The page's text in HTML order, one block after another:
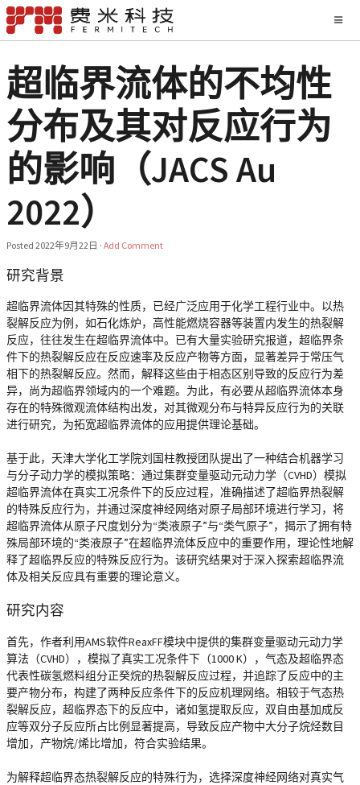
超临界流体的不均性
分布及其对反应行为
的影响（JACS Au
2022）
Posted 2022年9月22日 · Add Comment
研究背景
超临界流体因其特殊的性质，已经广泛应用于化学工程行业中。以热
裂解反应为例，如石化炼炉，高性能燃烧容器等装置内发生的热裂解
反应，往往发生在超临界流体中。已有大量实验研究报道，超临界条
件下的热裂解反应在反应速率及反应产物等方面，显著差异于常压气
相下的热裂解反应。然而，解释这些由于相态区别导致的反应行为差
异，尚为超临界领域内的一个难题。为此，有必要从超临界流体本身
存在的特殊微观流体结构出发，对其微观分布与特异反应行为的关联
进行研究，为拓宽超临界流体的应用提供理论基础。
基于此，天津大学化工学院刘国柱教授团队提出了一种结合机器学习
与分子动力学的模拟策略：通过集群变量驱动元动力学（CVHD）模拟
超临界流体在真实工况条件下的反应过程，准确描述了超临界热裂解
的特殊反应行为，并通过深度神经网络对原子局部环境进行学习，将
超临界流体从原子尺度划分为“类液原子”与“类气原子”，揭示了拥有特
殊局部环境的“类液原子”在超临界流体反应中的重要作用，理论性地解
释了超临界反应的特殊反应行为。该研究结果对于深入探索超临界流
体及相关反应具有重要的理论意义。
研究内容
首先，作者利用AMS软件ReaxFF模块中提供的集群变量驱动元动力学
算法（CVHD），模拟了真实工况条件下（1000 K），气态及超临界态
代表性碳氢燃料组分正癸烷的热裂解反应过程，并追踪了反应中的主
要产物分布，构建了两种反应条件下的反应机理网络。相较于气态热
裂解反应，超临界态下的反应中，诸如氢提取反应，双自由基加成反
应等双分子反应所占比例显著提高，导致反应产物中大分子烷烃数目
增加，产物烷/烯比增加，符合实验结果。
为解释超临界态热裂解反应的特殊行为，选择深度神经网络对真实气